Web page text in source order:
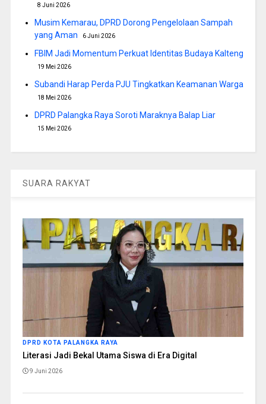
8 Juni 2026
Musim Kemarau, DPRD Dorong Pengelolaan Sampah
yang Aman
6 Juni 2026
FBIM Jadi Momentum Perkuat Identitas Budaya Kalteng
19 Mei 2026
Subandi Harap Perda PJU Tingkatkan Keamanan Warga
18 Mei 2026
DPRD Palangka Raya Soroti Maraknya Balap Liar
15 Mei 2026
SUARA RAKYAT
DPRD KOTA PALANGKA RAYA
Literasi Jadi Bekal Utama Siswa di Era Digital
9 Juni 2026